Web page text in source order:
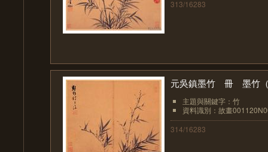
313/16283
元吳鎮墨竹 冊 墨竹
主題與關鍵字：竹
資料識別：故畫
314/16283